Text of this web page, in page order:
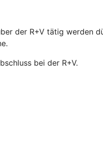
der R+V tätig werden
bei der R+V.